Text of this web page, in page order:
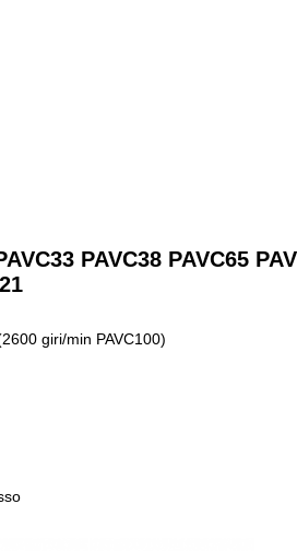
PAVC38 PAVC65
giri/min PAVC100)